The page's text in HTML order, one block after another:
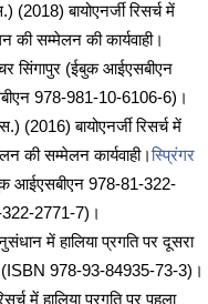
बायोएनर्जी रिसर्च में
की सम्मेलन की कार्यवाही।
सिंगापुर (ईबुक आईएसबीएन
978-981-10-6106-6)।
बायोएनर्जी रिसर्च में
की सम्मेलन कार्यवाही।स्प्रिंगर
आईएसबीएन 978-81-322-
322-2771-7)।
में हालिया प्रगति पर दूसरा
(ISBN 978-93-84935-73-3)।
में हालिया प्रगति पर पहला